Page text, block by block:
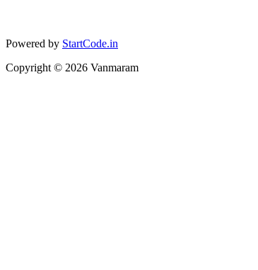
Powered by StartCode.in
Copyright © 2026 Vanmaram